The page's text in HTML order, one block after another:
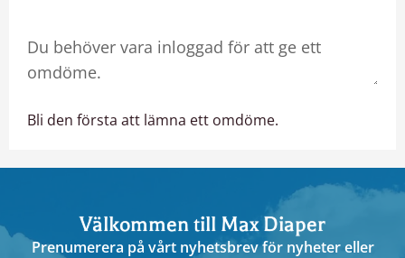
Bli den första att lämna ett omdöme.
Välkommen till Max Diaper
Prenumerera på vårt nyhetsbrev för nyheter eller